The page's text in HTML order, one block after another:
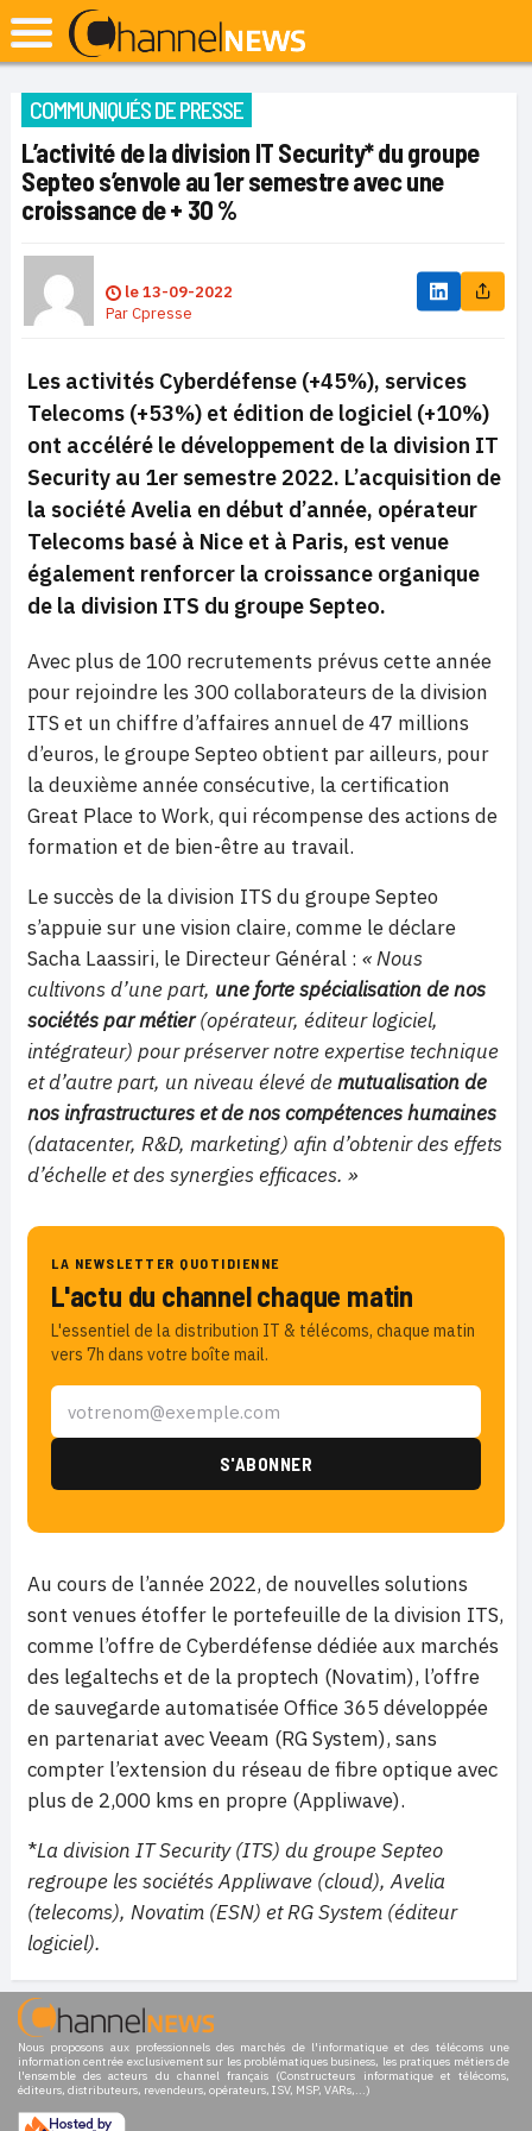
COMMUNIQUÉS DE PRESSE
L’activité de la division IT Security* du groupe
Septeo s’envole au 1er semestre avec une
croissance de + 30 %
le13-09-2022
ParCpresse
Les activités Cyberdéfense (+45%), services
Telecoms (+53%) et édition de logiciel (+10%)
ont accéléré le développement de la division IT
Security au 1er semestre 2022. L’acquisition de
la société Avelia en début d’année, opérateur
Telecoms basé à Nice et à Paris, est venue
également renforcer la croissance organique
de la division ITS du groupe Septeo.
Avec plus de 100 recrutements prévus cette année
pour rejoindre les 300 collaborateurs de la division
ITS et un chiffre d’affaires annuel de 47 millions
d’euros, le groupe Septeo obtient par ailleurs, pour
la deuxième année consécutive, la certification
Great Place to Work, qui récompense des actions de
formation et de bien-être au travail.
Le succès de la division ITS du groupe Septeo
s’appuie sur une vision claire, comme le déclare
Sacha Laassiri, le Directeur Général : « Nous
cultivons d’une part, une forte spécialisation de nos
sociétés par métier(opérateur, éditeur logiciel,
intégrateur) pour préserver notre expertise technique
et d’autre part, un niveau élevé demutualisation de
nos infrastructures et de nos compétences humaines
(datacenter, R&D, marketing) afin d’obtenir des effets
d’échelle et des synergies efficaces. »
LA NEWSLETTER QUOTIDIENNE
L'actu du channel chaque matin
L'essentiel de la distribution IT & télécoms, chaque matin
vers 7h dans votre boîte mail.
Au cours de l’année 2022, de nouvelles solutions
sont venues étoffer le portefeuille de la division ITS,
comme l’offre de Cyberdéfense dédiée aux marchés
des legaltechs et de la proptech (Novatim), l’offre
de sauvegarde automatisée Office 365 développée
en partenariat avec Veeam (RG System), sans
compter l’extension du réseau de fibre optique avec
plus de 2,000 kms en propre (Appliwave).
*La division IT Security (ITS) du groupe Septeo
regroupe les sociétés Appliwave (cloud), Avelia
(telecoms), Novatim (ESN) et RG System (éditeur
logiciel).
Nous proposons aux professionnels des marchés de l'informatique et des télécoms une
information centrée exclusivement sur les problématiques business, les pratiques métiers de
l'ensemble des acteurs du channel français (Constructeurs informatique et télécoms,
éditeurs, distributeurs, revendeurs, opérateurs, ISV, MSP, VARs,...)